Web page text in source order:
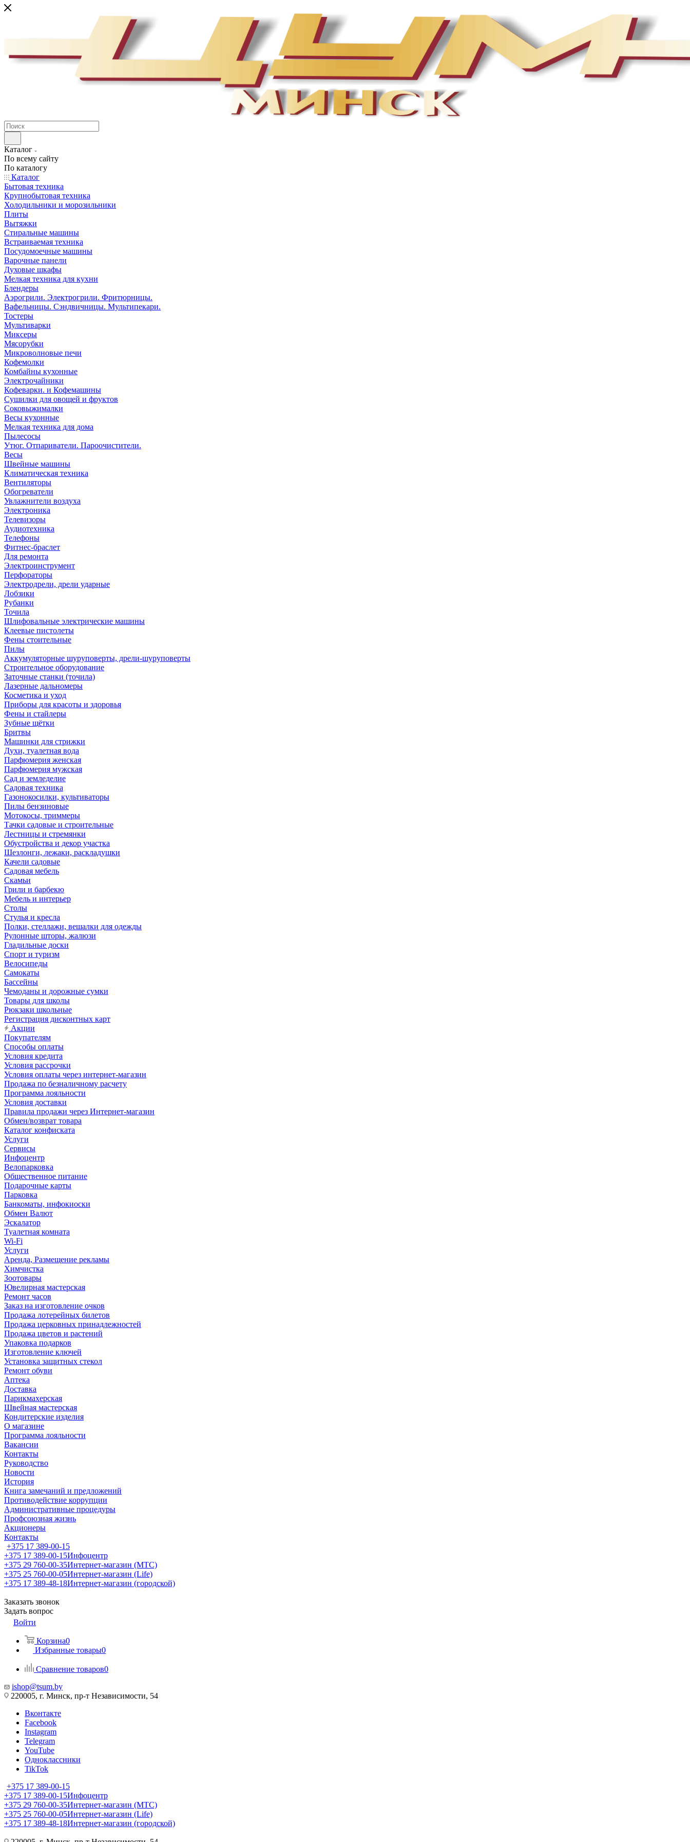
Каталог
По всему сайту
По каталогу
Каталог
Бытовая техника
Крупнобытовая техника
Холодильники и морозильники
Плиты
Вытяжки
Стиральные машины
Встраиваемая техника
Посудомоечные машины
Варочные панели
Духовые шкафы
Мелкая техника для кухни
Блендеры
Аэрогрили. Электрогрили. Фритюрницы.
Вафельницы. Сэндвичницы. Мультипекари.
Тостеры
Мультиварки
Миксеры
Мясорубки
Микроволновые печи
Кофемолки
Комбайны кухонные
Электрочайники
Кофеварки. и Кофемашины
Сушилки для овощей и фруктов
Соковыжималки
Весы кухонные
Мелкая техника для дома
Пылесосы
Утюг. Отпариватели. Пароочистители.
Весы
Швейные машины
Климатическая техника
Вентиляторы
Обогреватели
Увлажнители воздуха
Электроника
Телевизоры
Аудиотехника
Телефоны
Фитнес-браслет
Для ремонта
Электроинструмент
Перфораторы
Электродрели, дрели ударные
Лобзики
Рубанки
Точила
Шлифовальные электрические машины
Клеевые пистолеты
Фены стоительные
Пилы
Аккумуляторные шуруповерты, дрели-шуруповерты
Строительное оборудование
Заточные станки (точила)
Лазерные дальномеры
Косметика и уход
Приборы для красоты и здоровья
Фены и стайлеры
Зубные щётки
Бритвы
Машинки для стрижки
Духи, туалетная вода
Парфюмерия женская
Парфюмерия мужская
Сад и земледелие
Садовая техника
Газонокосилки, культиваторы
Пилы бензиновые
Мотокосы, триммеры
Тачки садовые и строительные
Лестницы и стремянки
Обустройства и декор участка
Шезлонги, лежаки, раскладушки
Качели садовые
Садовая мебель
Скамьи
Грили и барбекю
Мебель и интерьер
Столы
Стулья и кресла
Полки, стеллажи, вешалки для одежды
Рулонные шторы, жалюзи
Гладильные доски
Спорт и туризм
Велосипеды
Самокаты
Бассейны
Чемоданы и дорожные сумки
Товары для школы
Рюкзаки школьные
Регистрация дисконтных карт
Акции
Покупателям
Способы оплаты
Условия кредита
Условия рассрочки
Условия оплаты через интернет-магазин
Продажа по безналичному расчету
Программа лояльности
Условия доставки
Правила продажи через Интернет-магазин
Обмен/возврат товара
Каталог конфиската
Услуги
Сервисы
Инфоцентр
Велопарковка
Общественное питание
Подарочные карты
Парковка
Банкоматы, инфокиоски
Обмен Валют
Эскалатор
Туалетная комната
Wi-Fi
Услуги
Аренда, Размещение рекламы
Химчистка
Зоотовары
Ювелирная мастерская
Ремонт часов
Заказ на изготовление очков
Продажа лотерейных билетов
Продажа церковных принадлежностей
Продажа цветов и растений
Упаковка подарков
Изготовление ключей
Установка защитных стекол
Ремонт обуви
Аптека
Доставка
Парикмахерская
Швейная мастерская
Кондитерские изделия
О магазине
Программа лояльности
Вакансии
Контакты
Руководство
Новости
История
Книга замечаний и предложений
Противодействие коррупции
Административные процедуры
Профсоюзная жизнь
Акционеры
Контакты
+375 17 389-00-15
+375 17 389-00-15Инфоцентр
+375 29 760-00-35Интернет-магазин (МТС)
+375 25 760-00-05Интернет-магазин (Life)
+375 17 389-48-18Интернет-магазин (городской)
Заказать звонок
Задать вопрос
Войти
Корзина0
Избранные товары0
Сравнение товаров0
ishop@tsum.by
220005, г. Минск, пр-т Независимости, 54
Вконтакте
Facebook
Instagram
Telegram
YouTube
Одноклассники
TikTok
+375 17 389-00-15
+375 17 389-00-15Инфоцентр
+375 29 760-00-35Интернет-магазин (МТС)
+375 25 760-00-05Интернет-магазин (Life)
+375 17 389-48-18Интернет-магазин (городской)